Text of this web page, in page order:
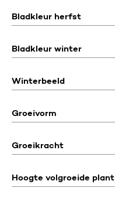
Bladkleur herfst
Bladkleur winter
Winterbeeld
Groeivorm
Groeikracht
Hoogte volgroeide plant